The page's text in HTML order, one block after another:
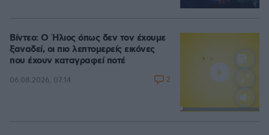
Loaded:
Βίντεο: Ο Ήλιος όπως δεν τον έχουμε
ξαναδεί, οι πιο λεπτομερείς εικόνες
που έχουν καταγραφεί ποτέ
06.08.2026, 07:14 2